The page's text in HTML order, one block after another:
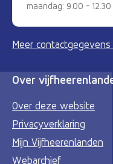
maandag: 9.00 -
Meer
Over
Over deze website
Privacyverklaring
Mijn Vijfheerenlanden
Webarchief